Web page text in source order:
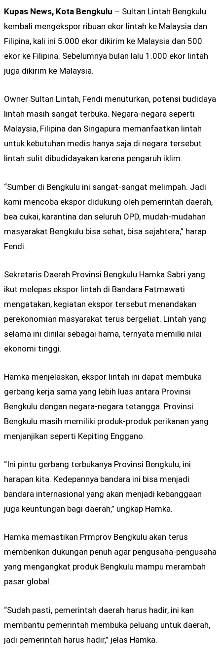
Kupas News, Kota Bengkulu – Sultan Lintah Bengkulu
kembali mengekspor ribuan ekor lintah ke Malaysia dan
Filipina, kali ini 5.000 ekor dikirim ke Malaysia dan 500
ekor ke Filipina. Sebelumnya bulan lalu 1.000 ekor lintah
juga dikirim ke Malaysia.
Owner Sultan Lintah, Fendi menuturkan, potensi budidaya
lintah masih sangat terbuka. Negara-negara seperti
Malaysia, Filipina dan Singapura memanfaatkan lintah
untuk kebutuhan medis hanya saja di negara tersebut
lintah sulit dibudidayakan karena pengaruh iklim.
“Sumber di Bengkulu ini sangat-sangat melimpah. Jadi
kami mencoba ekspor didukung oleh pemerintah daerah,
bea cukai, karantina dan seluruh OPD, mudah-mudahan
masyarakat Bengkulu bisa sehat, bisa sejahtera,” harap
Fendi.
Sekretaris Daerah Provinsi Bengkulu Hamka Sabri yang
ikut melepas ekspor lintah di Bandara Fatmawati
mengatakan, kegiatan ekspor tersebut menandakan
perekonomian masyarakat terus bergeliat. Lintah yang
selama ini dinilai sebagai hama, ternyata memilki nilai
ekonomi tinggi.
Hamka menjelaskan, ekspor lintah ini dapat membuka
gerbang kerja sama yang lebih luas antara Provinsi
Bengkulu dengan negara-negara tetangga. Provinsi
Bengkulu masih memiliki produk-produk perikanan yang
menjanjikan seperti Kepiting Enggano.
“Ini pintu gerbang terbukanya Provinsi Bengkulu, ini
harapan kita. Kedepannya bandara ini bisa menjadi
bandara internasional yang akan menjadi kebanggaan
juga keuntungan bagi daerah,” ungkap Hamka.
Hamka memastikan Prmprov Bengkulu akan terus
memberikan dukungan penuh agar pengusaha-pengusaha
yang mengangkat produk Bengkulu mampu merambah
pasar global.
“Sudah pasti, pemerintah daerah harus hadir, ini kan
membantu pemerintah membuka peluang untuk daerah,
jadi pemerintah harus hadir,” jelas Hamka.